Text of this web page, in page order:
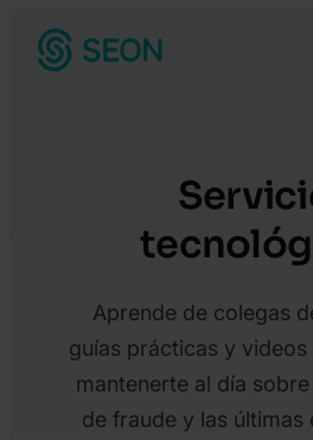
Saltar
Aprende de colegas
guías prácticas y
mantenerte al día
de fraude y las últimas